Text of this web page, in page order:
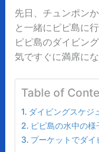
先日、チュンポン
と一緒にピピ島に
ピピ島のダイビン
気ですぐに満席に
Table of
ダイビングスケジ
ピピ島の水中の様
プーケットでダイ